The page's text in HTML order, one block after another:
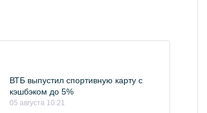
ВТБ выпустил спортивную карту с
кэшбэком до 5%
05 августа 10:21